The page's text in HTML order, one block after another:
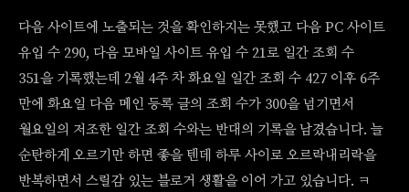
다음 사이트에 노출되는 것을 확인하지는 못했고 다음 PC 사이트
유입 수 290, 다음 모바일 사이트 유입 수 21로 일간 조회 수
351을 기록했는데 2월 4주 차 화요일 일간 조회 수 427 이후 6주
만에 화요일 다음 메인 등록 글의 조회 수가 300을 넘기면서
월요일의 저조한 일간 조회 수와는 반대의 기록을 남겼습니다. 늘
순탄하게 오르기만 하면 좋을 텐데 하루 사이로 오르락내리락을
반복하면서 스릴감 있는 블로거 생활을 이어 가고 있습니다. ㅋ